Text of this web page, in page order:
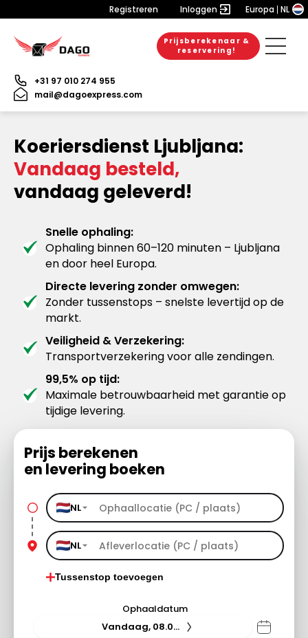
Registreren Inloggen Europa NL
Prijsberekenaar &
reservering!
+31 97 010 274 955
mail@dagoexpress.com
Koeriersdienst Ljubljana:
Vandaag besteld,
vandaag geleverd!
Snelle ophaling:
Ophaling binnen 60–120 minuten – Ljubljana
en door heel Europa.
Directe levering zonder omwegen:
Zonder tussenstops – snelste levertijd op de
markt.
Veiligheid & Verzekering:
Transportverzekering voor alle zendingen.
99,5% op tijd:
Maximale betrouwbaarheid met garantie op
tijdige levering.
Prijs berekenen
en levering boeken
NL
NL
Tussenstop toevoegen
Ophaaldatum
Vandaag, 08.08.26